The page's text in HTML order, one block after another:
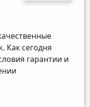
Как сегодня
гарантии и